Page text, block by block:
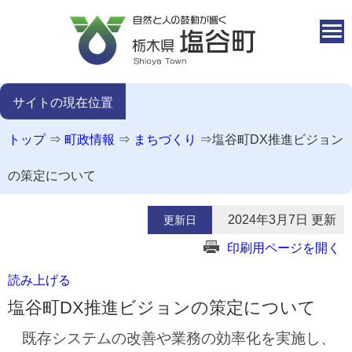
サイトの現在位置
トップ⇒ 町政情報 ⇒ まちづくり ⇒塩谷町DX推進ビジョン
の策定について
更新日 2024年3月7日 更新
印刷用ページを開く
読み上げる
塩谷町DX推進ビジョンの策定について
既存システムの改善や業務の効率化を実施し、